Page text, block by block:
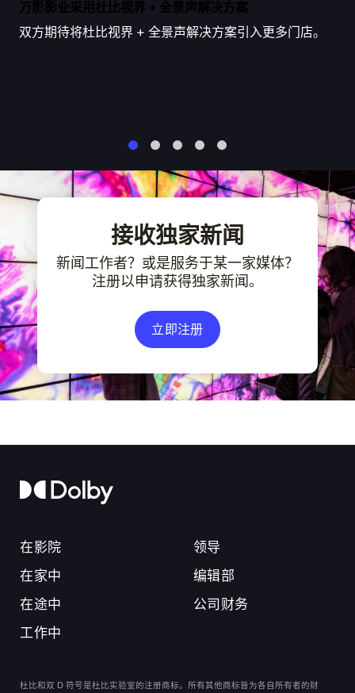
万影影业采用杜比视界 + 全景声解决方案
双方期待将杜比视界 + 全景声解决方案引入更多门店。
接收独家新闻
新闻工作者？或是服务于某一家媒体？
注册以申请获得独家新闻。
立即注册
在影院
在家中
在途中
工作中
领导
编辑部
公司财务
杜比和双 D 符号是杜比实验室的注册商标。所有其他商标皆为各自所有者的财